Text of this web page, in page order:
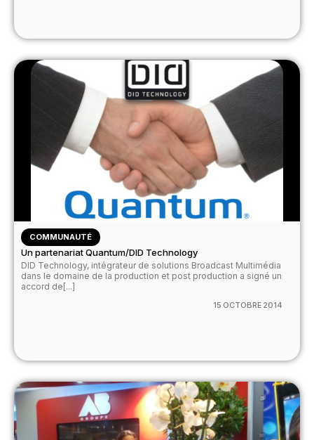
COMMUNAUTÉ
Un partenariat Quantum/DID Technology
DID Technology, intégrateur de solutions Broadcast Multimédia
dans le domaine de la production et post production a signé un
accord de[...]
15 OCTOBRE 2014